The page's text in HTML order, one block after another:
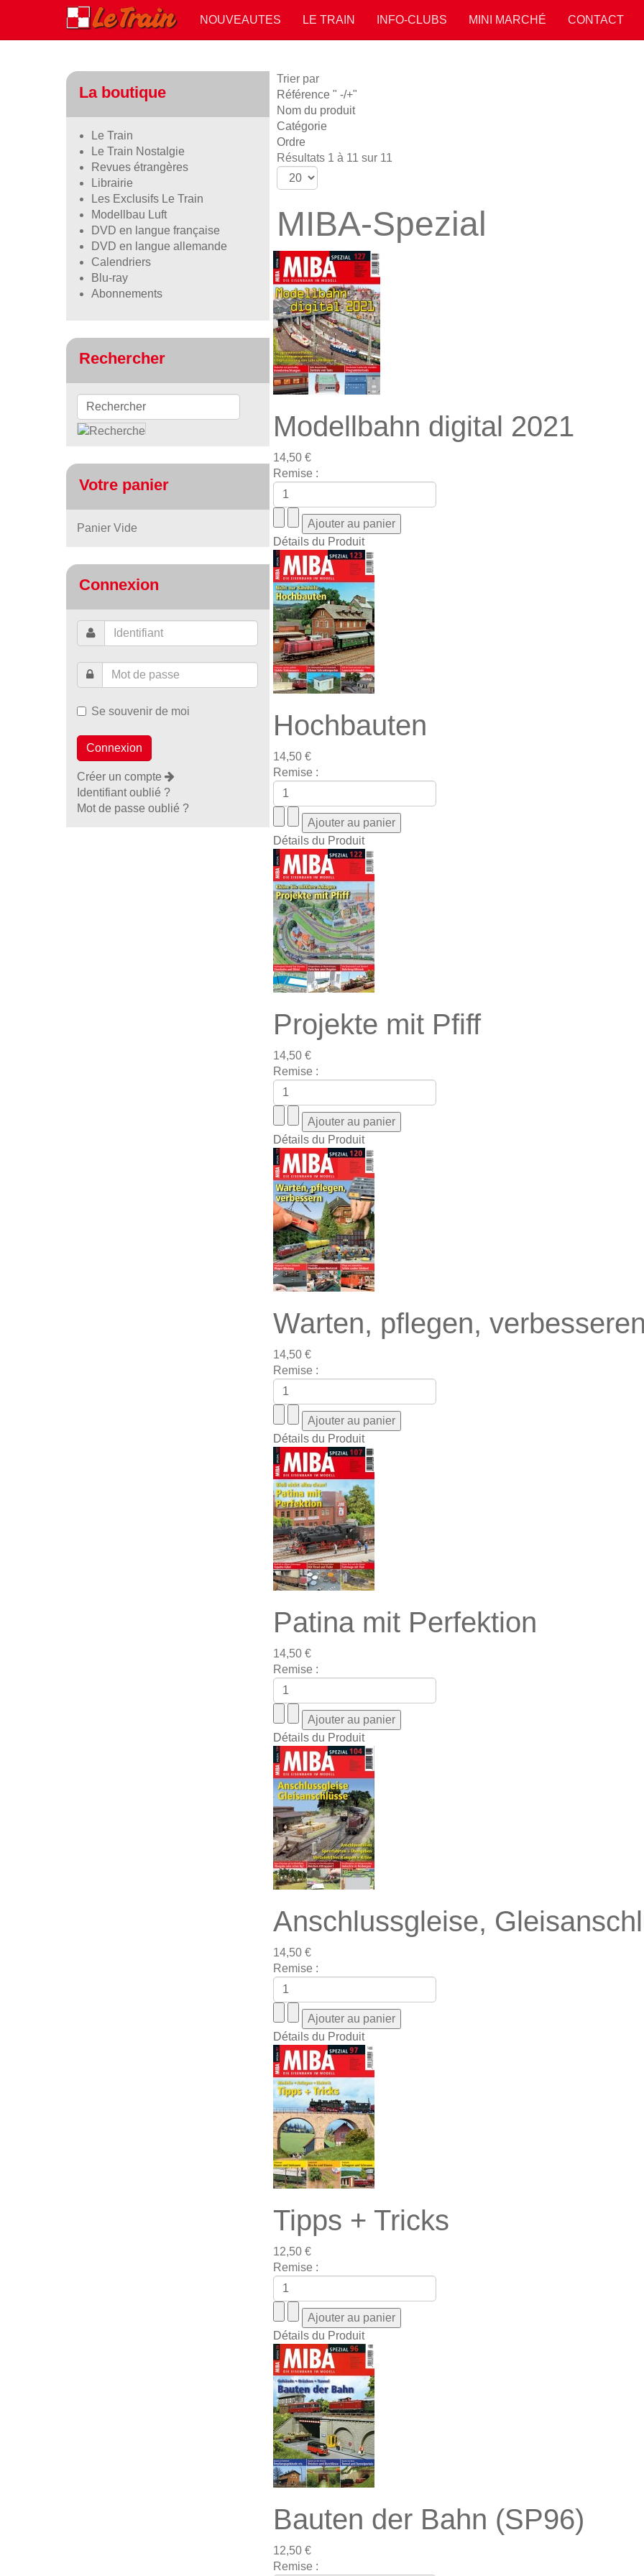
NOUVEAUTES LE TRAIN INFO-CLUBS MINI MARCHÉ CONTACT
Trier par
Référence " -/+"
Nom du produit
Catégorie
Ordre
Résultats 1 à 11 sur 11
MIBA-Spezial
Modellbahn digital 2021
14,50 €
Remise :
Détails du Produit
Hochbauten
14,50 €
Remise :
Détails du Produit
Projekte mit Pfiff
14,50 €
Remise :
Détails du Produit
Warten, pflegen, verbesseren
14,50 €
Remise :
Détails du Produit
Patina mit Perfektion
14,50 €
Remise :
Détails du Produit
Anschlussgleise,
14,50 €
Remise :
Détails du Produit
Tipps + Tricks
12,50 €
Remise :
Détails du Produit
Bauten der Bahn (SP96)
12,50 €
Remise :
La boutique
Le Train
Le Train Nostalgie
Revues étrangères
Librairie
Les Exclusifs Le Train
Modellbau Luft
DVD en langue française
DVD en langue allemande
Calendriers
Blu-ray
Abonnements
Rechercher
Votre panier
Panier Vide
Connexion
Se souvenir de moi
Créer un compte
Identifiant oublié ?
Mot de passe oublié ?